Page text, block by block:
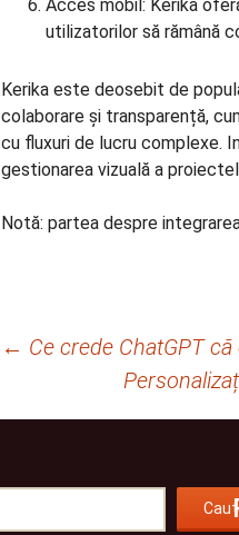
Acces mobil: Kerika
utilizatorilor să rămână
Kerika este deosebit de
colaborare și transparență,
cu fluxuri de lucru complexe.
gestionarea vizuală a
Notă: partea despre
← Ce crede ChatGPT